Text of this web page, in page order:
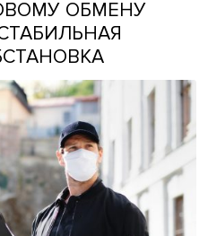
БОЛЕЕ
ОБМЕНУ